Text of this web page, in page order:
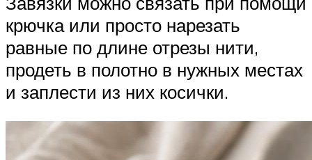
крючка или просто нарезать
равные по длине отрезы нити,
продеть в полотно в нужных местах
и заплести из них косички.